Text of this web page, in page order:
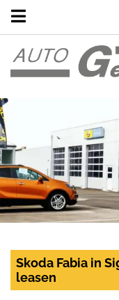
Skoda Fabia in
leasen